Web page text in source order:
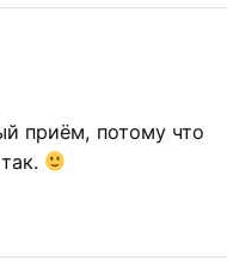
приём, потому что